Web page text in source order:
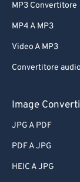
MP3 Convertitore
MP4 A MP3
Video A MP3
Convertitore audio
Image
JPG A PDF
PDF A JPG
HEIC A JPG